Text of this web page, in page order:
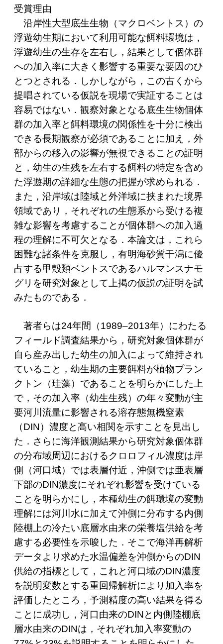
受賞理由
沿岸性大型底生生物（マクロベントス）の
浮遊幼生期において利用可能な餌料環境は，
浮遊幼生の生存を左右し，結果として個体群
への加入率に大きく影響する重要な要因のひ
とつとされる．しかしながら，この古くから
提唱されている仮説を現場で実証することは
容易ではない．観察対象となる底生生物個体
群の加入率と餌料環境の関係性を十分に検出
できる長期観察が必須であることに加え，外
部からの移入の影響が無視できることの証明
と，幼生の生残を左右する餌料の特定を含め
た浮遊期の詳細な生態の把握が求められる．
また，沿岸域は陸域と外洋域に挟まれた境界
領域であり，それぞれの生態系から受ける複
雑な影響を考慮することが個体群への加入過
程の理解に不可欠となる．本論文は，これら
困難な諸条件を克服し，有明海砂質干潟に優
占する甲殻類ベントスであるハルマンスナモ
グリを研究対象として上掲の仮説の証明を試
みたものである．
著者らは24年間（1989–2013年）にわたる
フィールド調査結果から，研究対象個体群が
自ら産み出した幼生の加入によって維持され
ていること，幼生期の主要餌料が植物プラン
クトン（珪藻）であることを明らかにした上
で，その加入率（幼生生残）の年々変動が主
要河川流量に影響される溶存態無機窒素
（DIN）濃度と高い相関を示すことを見出し
た．さらに海洋観測結果から研究対象個体群
の分布域周辺におけるクロロフィル濃度は岸
側（河口域）では表層付近，沖側では亜表層
下部のDIN濃度にそれぞれ影響を受けている
ことを明らかにし，本種幼生の餌環境の変動
理解には河川水に加えて沖側に分布する内側
陸棚上の冷たい底層水由来の栄養塩供給を考
慮する必要性を示唆した．そこで海洋再解析
データより求めた水温偏差を沖側からのDIN
供給の指標として，これと河口域のDIN濃度
を説明変数とする重回帰解析により加入率を
評価したところ，予測精度の高い結果を得る
ことに成功し，河口由来のDINと内側陸棚底
層水由来のDINは，それぞれ加入率変動の